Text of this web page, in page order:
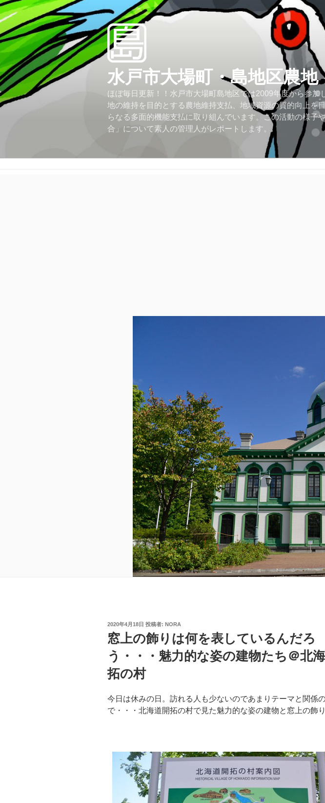
コ
ン
テ
ン
ツ
へ
ス
キ
ッ
水戸市大場町・島地区農地
ほぼ毎日更新！！水戸市大場町島地区では2009年度から参
地の維持を目的とする農地維持支払、地域資源の質的向上を
らなる多面的機能支払に取り組んでいます。この活動の様子
合」について素人の管理人がレポートします。
投
日:
2020年4月18日 投稿者: NORA
窓上の飾りは何を表しているんだろ
う・・・魅力的な姿の建物たち＠北
拓の村
今日は休みの日。訪れる人も少ないのであまりテーマと関係
で・・・北海道開拓の村で見た魅力的な姿の建物と窓上の飾り